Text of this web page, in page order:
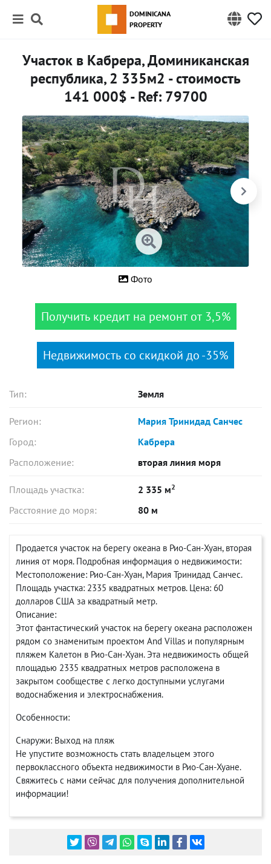
DOMINICANA
PROPERTY
Участок в Кабрера, Доминиканская
республика, 2 335м2 - стоимость
141 000$ - Ref: 79700
Фото
Получить кредит на ремонт от 3,5%
Недвижимость со скидкой до -35%
Тип: Земля
Регион:
Мария Тринидад Санчес
Город:
Кабрера
Расположение:
вторая линия моря
Площадь участка: 2 335 м2
Расстояние до моря: 80 м
Продается участок на берегу океана в Рио-Сан-Хуан, вторая
линия от моря. Подробная информация о недвижимости:
Местоположение: Рио-Сан-Хуан, Мария Тринидад Санчес.
Площадь участка: 2335 квадратных метров. Цена: 60
долларов США за квадратный метр.
Описание:
Этот фантастический участок на берегу океана расположен
рядом со знаменитым проектом And Villas и популярным
пляжем Калетон в Рио-Сан-Хуан. Эта недвижимость общей
площадью 2335 квадратных метров расположена в
закрытом сообществе с легко доступными услугами
водоснабжения и электроснабжения.
Особенности:
Снаружи: Выход на пляж
Не упустите возможность стать владельцем этого
первоклассного объекта недвижимости в Рио-Сан-Хуане.
Свяжитесь с нами сейчас для получения дополнительной
информации!